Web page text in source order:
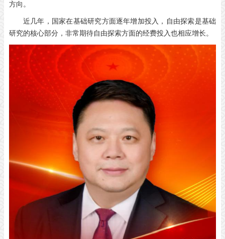
方向。
近几年，国家在基础研究方面逐年增加投入，自由探索是基础
研究的核心部分，非常期待自由探索方面的经费投入也相应增长。